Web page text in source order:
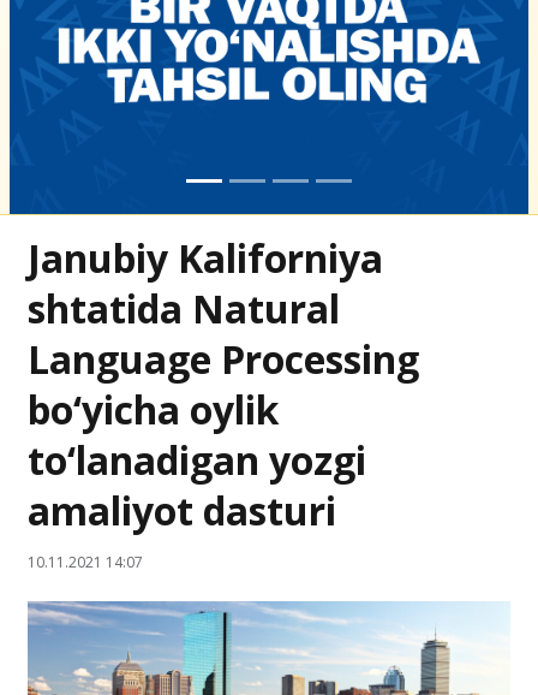
Janubiy Kaliforniya
shtatida Natural
Language Processing
bo‘yicha oylik
to‘lanadigan yozgi
amaliyot dasturi
10.11.2021 14:07